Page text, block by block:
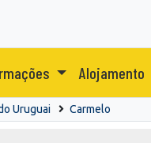
Alojamento
Uruguai Carmelo